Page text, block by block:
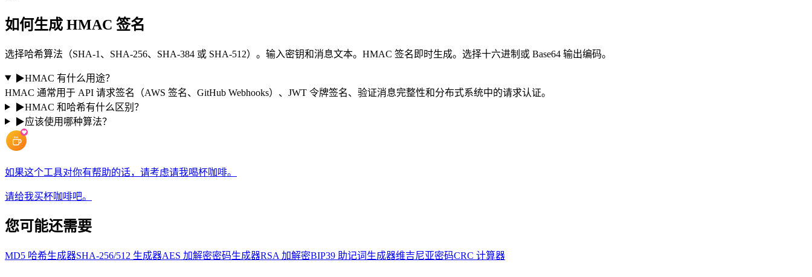
如何生成 HMAC 签名
选择哈希算法（SHA-1、SHA-256、SHA-384 或 SHA-512）。输入密钥和消息文本。HMAC 签名即时生成。选择十六进制或 Base64 输出编码。
▶HMAC 有什么用途？
HMAC 通常用于 API 请求签名（AWS 签名、GitHub Webhooks）、JWT 令牌签名、验证消息完整性和分布式系统中的请求认证。
▶HMAC 和哈希有什么区别？
▶应该使用哪种算法？
如果这个工具对你有帮助的话，请考虑请我喝杯咖啡。
请给我买杯咖啡吧。
您可能还需要
MD5 哈希生成器SHA-256/512 生成器AES 加解密密码生成器RSA 加解密BIP39 助记词生成器维吉尼亚密码CRC 计算器